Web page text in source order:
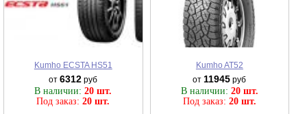
Kumho ECSTA HS51
от6312 руб
В наличии:20 шт.
Под заказ:20 шт.
Kumho AT52
от 11945 руб
В наличии: 20 шт.
Под заказ: 20 шт.